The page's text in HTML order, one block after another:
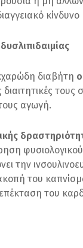
κίνδυνο
διαβήτη
διαιτητικές
αγωγή.
την
του
του